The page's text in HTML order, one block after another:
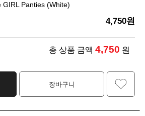
GIRL Panties (White)
4,750원
총 상품 금액 4,750 원
장바구니